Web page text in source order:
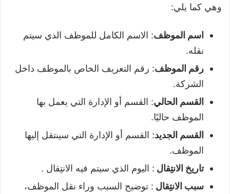
وهي كما يلي:
اسم الموظف: الاسم الكامل للموظف الذي سيتم
نقله.
رقم الموظف: رقم التعريف الخاص بالموظف داخل
الشركة.
القسم الحالي: القسم أو الإدارة التي يعمل بها
الموظف حاليًا.
القسم الجديد: القسم أو الإدارة التي سينتقل إليها
الموظف.
تاريخ الانتِقال : اليوم الذي سيتم فيه الانتِقال .
سبب الانتِقال : توضيح السبب وراء نقل الموظف،